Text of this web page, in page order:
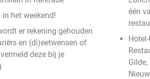
in het weekend!
er rekening gehouden
en (di)eetwensen of
deze bij je
één